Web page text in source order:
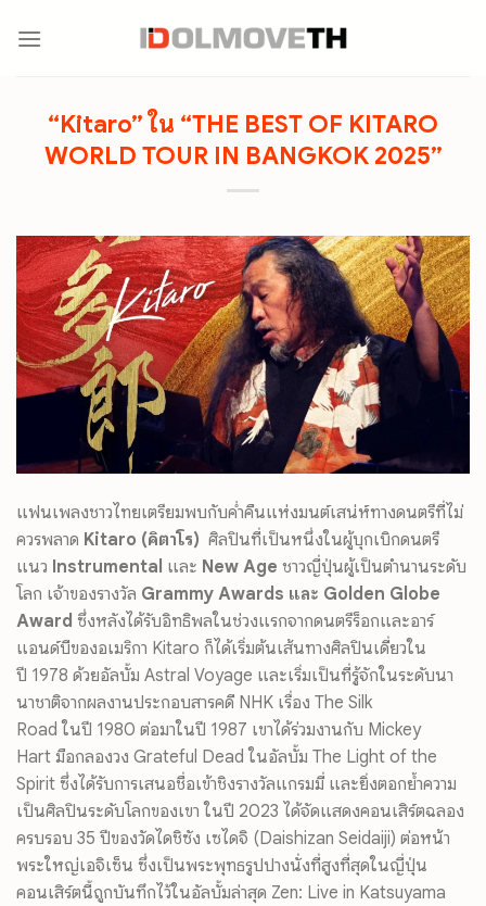
“Kitaro” ใน “THE BEST OF KITARO
WORLD TOUR IN BANGKOK 2025”
แฟนเพลงชาวไทยเตรียมพบกับค่ำคืนแห่งมนต์เสน่ห์ทางดนตรีที่ไม่
ควรพลาด Kitaro (คิตาโร) ศิลปินที่เป็นหนึ่งในผู้บุกเบิกดนตรี
แนว Instrumental และ New Age ชาวญี่ปุ่นผู้เป็นตำนานระดับ
โลก เจ้าของรางวัล Grammy Awards และ Golden Globe
Award ซึ่งหลังได้รับอิทธิพลในช่วงแรกจากดนตรีร็อกและอาร์
แอนด์บีของอเมริกา Kitaro ก็ได้เริ่มต้นเส้นทางศิลปินเดี่ยวใน
ปี 1978 ด้วยอัลบั้ม Astral Voyage และเริ่มเป็นที่รู้จักในระดับนา
นาชาติจากผลงานประกอบสารคดี NHK เรื่อง The Silk
Road ในปี 1980 ต่อมาในปี 1987 เขาได้ร่วมงานกับ Mickey
Hart มือกลองวง Grateful Dead ในอัลบั้ม The Light of the
Spirit ซึ่งได้รับการเสนอชื่อเข้าชิงรางวัลแกรมมี่ และยิ่งตอกย้ำความ
เป็นศิลปินระดับโลกของเขา ในปี 2023 ได้จัดแสดงคอนเสิร์ตฉลอง
ครบรอบ 35 ปีของวัดไดชิซัง เซไดจิ (Daishizan Seidaiji) ต่อหน้า
พระใหญ่เอจิเซ็น ซึ่งเป็นพระพุทธรูปปางนั่งที่สูงที่สุดในญี่ปุ่น
คอนเสิร์ตนี้ถูกบันทึกไว้ในอัลบั้มล่าสุด Zen: Live in Katsuyama